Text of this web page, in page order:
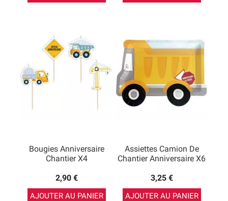
Bougies Anniversaire
Chantier X4
2,90 €
AJOUTER AU PANIER
Assiettes Camion De
Chantier Anniversaire X6
3,25 €
AJOUTER AU PANIER